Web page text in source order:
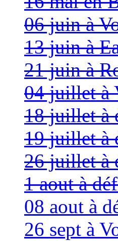
06 juin à
13 juin à
21 juin à
04 juillet à
18 juillet à
19 juillet à
26 juillet à
1 aout à
08 aout à
26 sept à